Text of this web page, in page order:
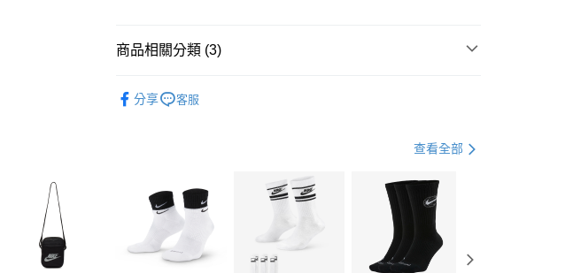
聯邦商業銀行
台新國際商業銀行
【關於「AFTEE先享後付」】
３．安心：先確認商品／服務後，再付款。
【「AFTEE先享後付」結帳流程】
１．於結帳方式選擇「AFTEE先享後付」後，將跳轉至「AFTEE先享後
付」結帳頁面，進行簡訊認證並確認金額後，即可完成結帳。
２．訂單成立數日內，您將收到繳費通知簡訊。
每筆NT$100，滿NT$1,500(含以上)免運費
每筆NT$100，滿NT$1,500(含以上)免運費
商品相關分類 (3)
分享 客服
查看全部